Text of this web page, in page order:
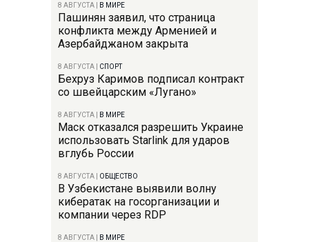
8 АВГУСТА В МИРЕ
Пашинян заявил, что страница
конфликта между Арменией и
Азербайджаном закрыта
8 АВГУСТА СПОРТ
Бехруз Каримов подписал контракт
со швейцарским «Лугано»
8 АВГУСТА В МИРЕ
Маск отказался разрешить Украине
использовать Starlink для ударов
вглубь России
8 АВГУСТА ОБЩЕСТВО
В Узбекистане выявили волну
кибератак на госорганизации и
компании через RDP
8 АВГУСТА В МИРЕ